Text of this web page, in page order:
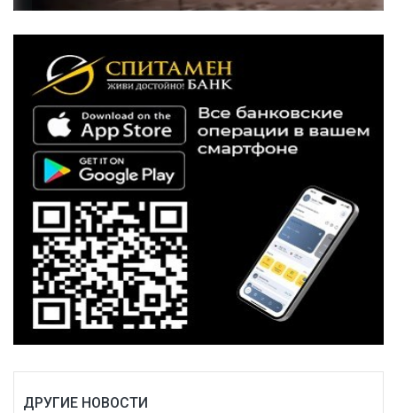
ДРУГИЕ НОВОСТИ